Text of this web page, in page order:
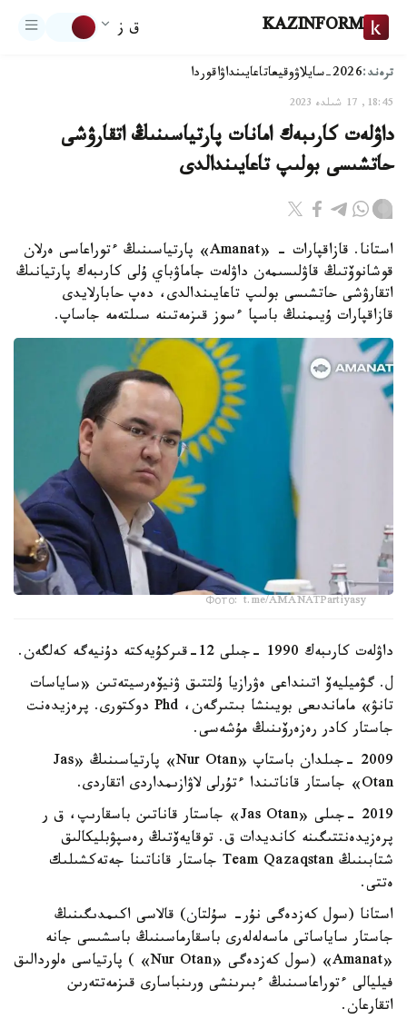
KAZINFORM ق ز
ترەند:2026-سايلاۋ وقيعاتاعايىنداۋاقوردا
18:45, 17 شىلدە 2023
داۋلەت كارىبەك امانات پارتياسىنىڭ اتقارۋشى
حاتشىسى بولىپ تاعايىندالدى
استانا. قازاقپارات - «Amanat» پارتياسىنىڭ ءتوراعاسى ەرلان
قوشانوۆتىڭ قاۋلىسىمەن داۋلەت جاماۋباي ۇلى كارىبەك پارتيانىڭ
اتقارۋشى حاتشىسى بولىپ تاعايىندالدى، دەپ حابارلايدى
قازاقپارات ۇيىمنىڭ باسپا ءسوز قىزمەتىنە سىلتەمە جاساپ.
Фото: t.me/AMANATPartiyasy
داۋلەت كارىبەك 1990 -جىلى 12-قىركۇيەكتە دۇنيەگە كەلگەن.
ل. گۋميليەۆ اتىنداعى ەۋرازيا ۇلتتىق ۋنيۆەرسيتەتىن «ساياسات
تانۋ» ماماندىعى بويىنشا بىتىرگەن، Phd دوكتورى. پرەزيدەنت
جاستار كادر رەزەرۆىنىڭ مۇشەسى.
2009 -جىلدان باستاپ «Nur Otan» پارتياسىنىڭ «Jas
Otan» جاستار قاناتىندا ءتۇرلى لاۋازىمداردى اتقاردى.
2019 -جىلى «Jas Otan» جاستار قاناتىن باسقارىپ، ق ر
پرەزيدەنتتىگىنە كانديدات ق. توقايەۆتىڭ رەسپۋبليكالىق
شتابىنىڭ Team Qazaqstan جاستار قاناتىنا جەتەكشىلىك
ەتتى.
استانا (سول كەزدەگى نۇر- سۇلتان) قالاسى اكىمدىگىنىڭ
جاستار ساياساتى ماسەلەلەرى باسقارماسىنىڭ باسشىسى جانە
«Amanat» (سول كەزدەگى «Nur Otan» ) پارتياسى ەلوردالىق
فيليالى ءتوراعاسىنىڭ ءبىرىنشى ورىنباسارى قىزمەتتەرىن
اتقارعان.